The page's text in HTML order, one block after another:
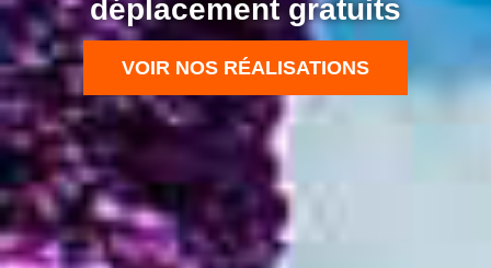
déplacement gratuits
VOIR NOS RÉALISATIONS